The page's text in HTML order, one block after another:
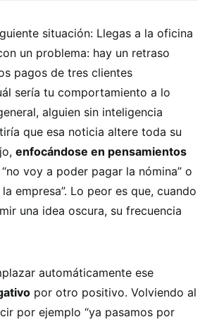
situación: Llegas a la oficina
un problema: hay un retraso
pagos de tres clientes
sería tu comportamiento a lo
alguien sin inteligencia
que esa noticia altere toda su
enfocándose en pensamientos
voy a poder pagar la nómina” o
empresa”. Lo peor es que, cuando
una idea oscura, su frecuencia
automáticamente ese
por otro positivo. Volviendo al
por ejemplo “ya pasamos por